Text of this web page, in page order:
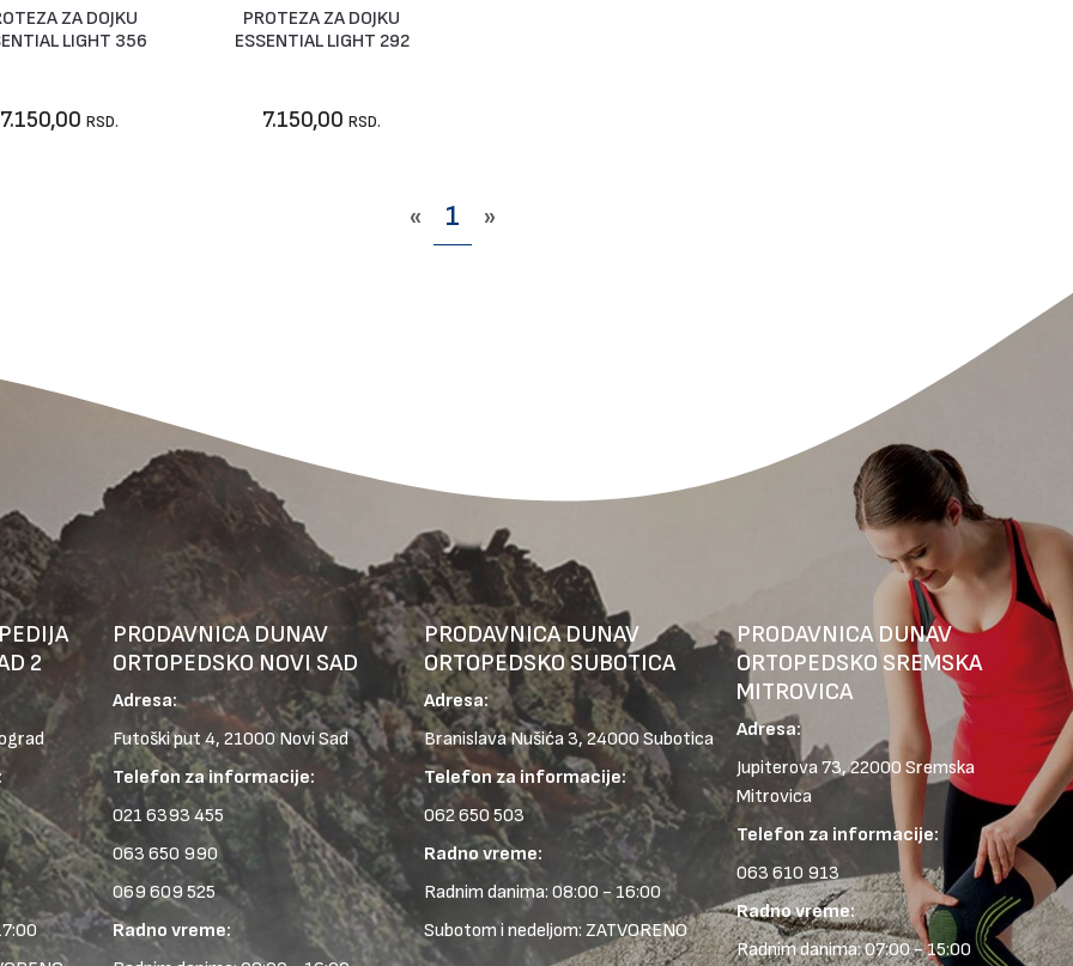
Nije dostupno
ZA DOJKU
LIGHT 356
7.150,00 RSD.
Vidi artikal
PROTEZA ZA DOJKU
ESSENTIAL LIGHT 292
7.150,00RSD.
« 1 »
2
PRODAVNICA DUNAV
ORTOPEDSKO NOVI SAD
Adresa:
Futoški put 4, 21000 Novi Sad
Telefon za informacije:
021 6393 455
063 650 990
069 609 525
Radno vreme:
PRODAVNICA DUNAV
ORTOPEDSKO SUBOTICA
Adresa:
Branislava Nušića 3, 24000 Subotica
Telefon za informacije:
062 650 503
Radno vreme:
Radnim danima: 08:00 - 16:00
Subotom i nedeljom: ZATVORENO
PRODAVNICA DUNAV
ORTOPEDSKO SREMSKA
MITROVICA
Adresa:
Jupiterova 73, 22000 Sremska
Mitrovica
Telefon za informacije:
063 610 913
Radno vreme:
Radnim danima: 07:00 - 15:00